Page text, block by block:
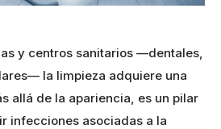
y centros sanitarios —dentales,
la limpieza adquiere una
allá de la apariencia, es un pilar
infecciones asociadas a la